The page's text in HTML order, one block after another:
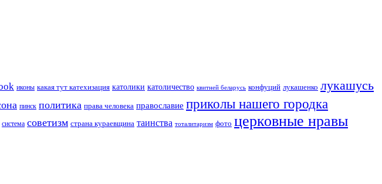
иконы какая тут катехизация католики католичество квитней беларусь конфуций лукашенко лукашусь
пинск политика права человека православие приколы нашего городка
система советизм страна кураевщина таинства тоталитаризм фото церковные нравы